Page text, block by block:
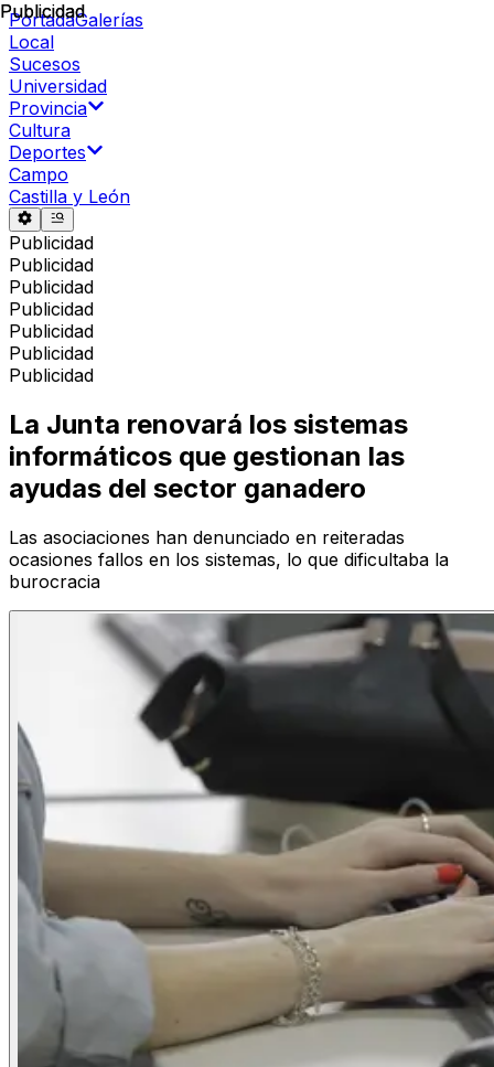
PortadaGalerías
Local
Sucesos
Universidad
Provincia
Cultura
Deportes
Campo
Castilla y León
Publicidad
Publicidad
Publicidad
Publicidad
Publicidad
Publicidad
Publicidad
Publicidad
La Junta renovará los sistemas
informáticos que gestionan las
ayudas del sector ganadero
Las asociaciones han denunciado en reiteradas
ocasiones fallos en los sistemas, lo que dificultaba la
burocracia
Publicidad